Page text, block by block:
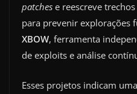
patches e reescreve
para prevenir explorações
XBOW, ferramenta
de exploits e análise
Esses projetos indicam